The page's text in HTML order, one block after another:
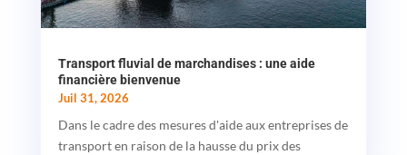
Transport fluvial de marchandises : une aide
financière bienvenue
Juil 31, 2026
Dans le cadre des mesures d'aide aux entreprises de
transport en raison de la hausse du prix des